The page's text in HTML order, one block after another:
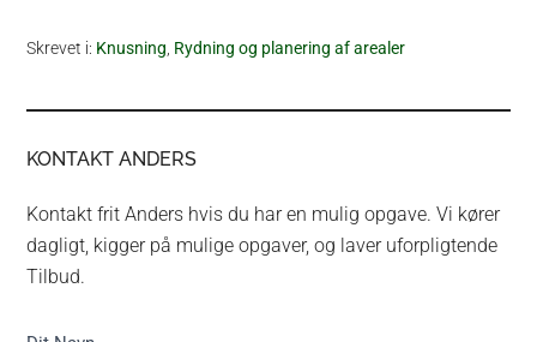
Skrevet i: Knusning Rydning og planering af arealer
KONTAKT ANDERS
Kontakt frit Anders hvis du har en mulig opgave. Vi kører
dagligt, kigger på mulige opgaver, og laver uforpligtende
Tilbud.